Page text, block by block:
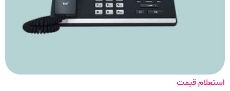
استعلام قیمت